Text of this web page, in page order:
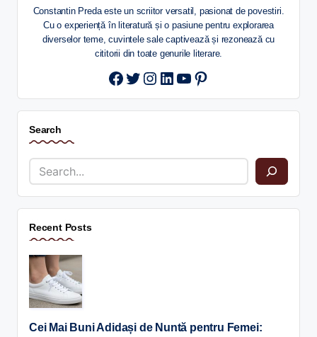
Constantin Preda este un scriitor versatil, pasionat de povestiri.
Cu o experiență în literatură și o pasiune pentru explorarea
diverselor teme, cuvintele sale captivează și rezonează cu
cititorii din toate genurile literare.
Twitter
Instagram
LinkedIn
YouTube
Pinterest
Search
Recent Posts
Cei Mai Buni Adidași de Nuntă pentru Femei: